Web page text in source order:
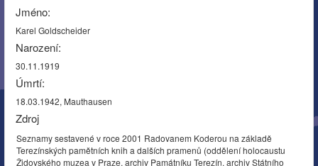
Jméno:
Karel Goldscheider
Narození:
30.11.1919
Úmrtí:
18.03.1942, Mauthausen
Zdroj
Seznamy sestavené v roce 2001 Radovanem Koderou na základě
Terezínských pamětních knih a dalších pramenů (oddělení holocaustu
Židovského muzea v Praze, archiv Památníku Terezín, archiv Státního